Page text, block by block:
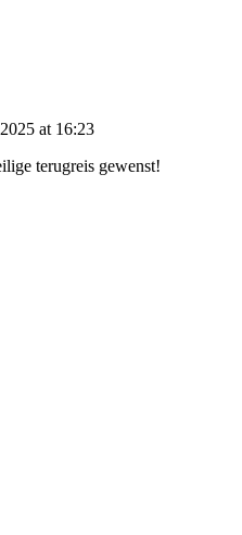
at 16:23
terugreis gewenst!